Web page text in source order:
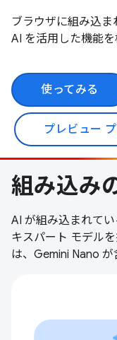
ブラウザに組み込
AI を活用した機能
使ってみる
プレビュー
組み込み
AI が組み込まれて
キスパート モデル
は、Gemini Nano が